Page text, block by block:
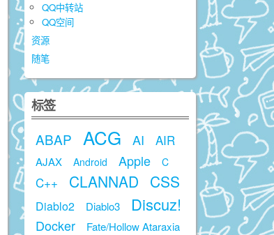
QQ中转站
QQ空间
资源
随笔
标签
ABAP ACG AI AIR
AJAX Android Apple C
C++ CLANNAD CSS
Diablo2 Diablo3 Discuz!
Docker Fate/Hollow Ataraxia